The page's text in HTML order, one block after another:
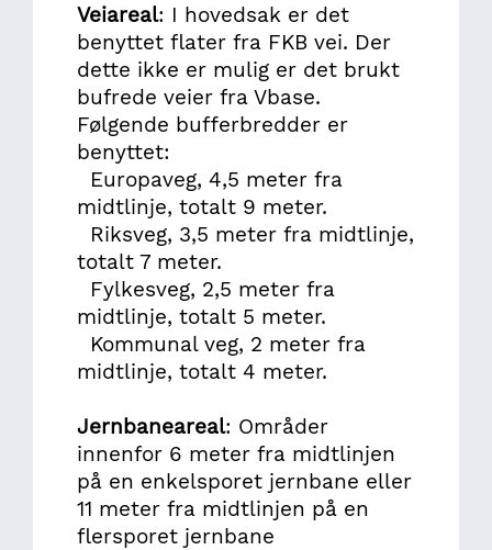
Veiareal: I hovedsak er det
benyttet flater fra FKB vei. Der
dette ikke er mulig er det brukt
bufrede veier fra Vbase.
Følgende bufferbredder er
benyttet:
Europaveg, 4,5 meter fra
midtlinje, totalt 9 meter.
Riksveg, 3,5 meter fra midtlinje,
totalt 7 meter.
Fylkesveg, 2,5 meter fra
midtlinje, totalt 5 meter.
Kommunal veg, 2 meter fra
midtlinje, totalt 4 meter.
Jernbaneareal: Områder
innenfor 6 meter fra midtlinjen
på en enkelsporet jernbane eller
11 meter fra midtlinjen på en
flersporet jernbane